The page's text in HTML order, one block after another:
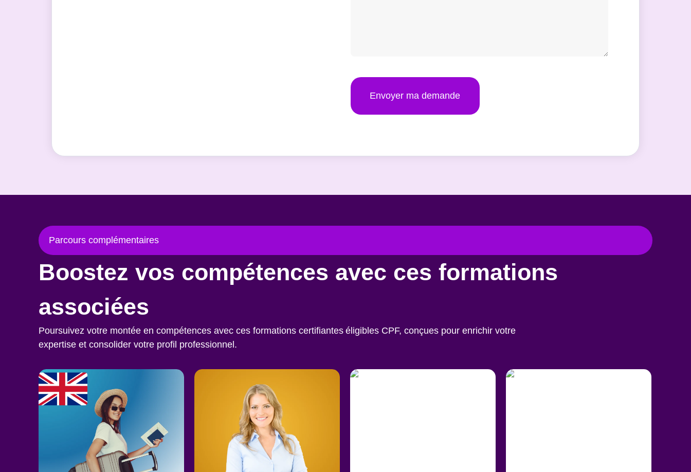
Envoyer ma demande
Parcours complémentaires
Boostez vos compétences avec ces formations
associées
Poursuivez votre montée en compétences avec ces formations certifiantes éligibles CPF, conçues pour enrichir votre
expertise et consolider votre profil professionnel.